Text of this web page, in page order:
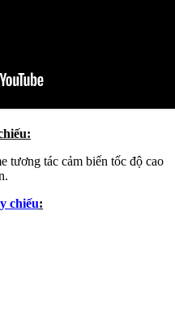
tương tác cảm biến tốc độ cao
chiếu: